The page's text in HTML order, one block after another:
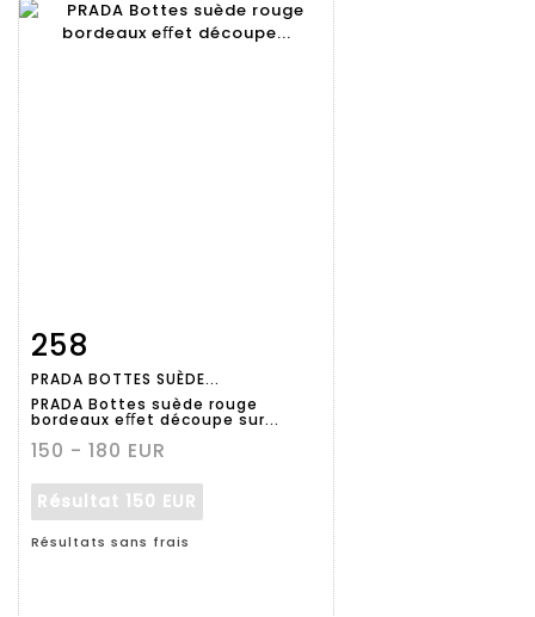
Fiche
détaillée
258
PRADA BOTTES SUÈDE...
PRADA Bottes suède rouge
bordeaux eﬀet découpe sur...
150 - 180 EUR
Résultat 150 EUR
Résultats sans frais